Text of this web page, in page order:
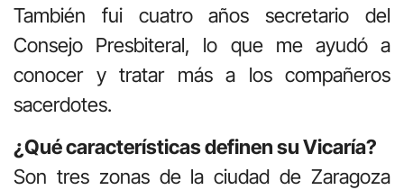
También fui cuatro años secretario del
Consejo Presbiteral, lo que me ayudó a
conocer y tratar más a los compañeros
sacerdotes.
¿Qué características definen su Vicaría?
Son tres zonas de la ciudad de Zaragoza